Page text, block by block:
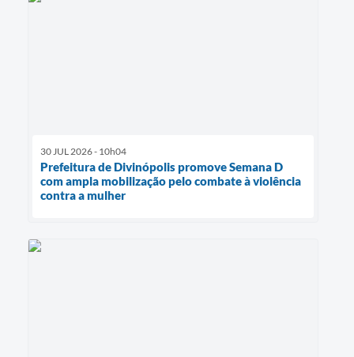
30 JUL 2026 - 10h04
Prefeitura de Divinópolis promove Semana D
com ampla mobilização pelo combate à violência
contra a mulher